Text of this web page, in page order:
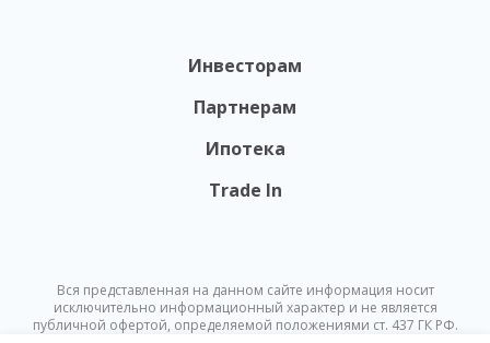
Инвесторам
Партнерам
Ипотека
Trade In
Вся представленная на данном сайте информация носит
исключительно информационный характер и не является
публичной офертой, определяемой положениями ст. 437 ГК РФ.